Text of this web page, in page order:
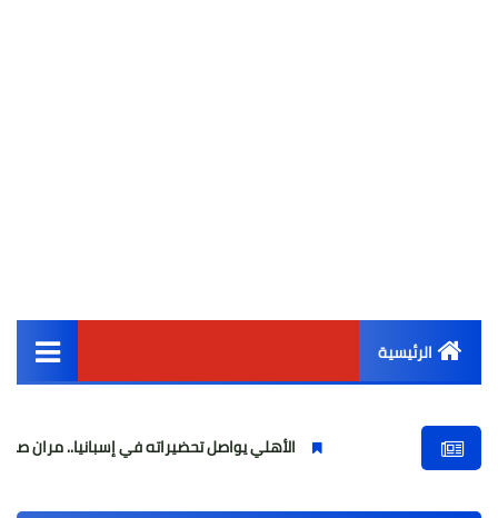
الرئيسية
أخبار مصر
الأهلي يواصل تحضيراته في إسبانيا.. مران صباحي قوي